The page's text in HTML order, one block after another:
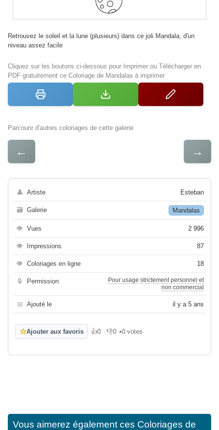
Retrouvez le soleil et la lune (plusieurs) dans ce joli Mandala, d'un
niveau assez facile
Cliquez sur les boutons ci-dessous pour Imprimer ou Télécharger en
PDF gratuitement ce Coloriage de Mandalas à imprimer
Parcourir d'autres coloriages de cette galerie
← →
👤 Artiste Esteban
🗃 Galerie Mandalas
👁 Vues 2 996
👁 Impressions 87
👁 Coloriages en ligne 18
🔒 Permission
Pour usage strictement personnel et
non commercial
📅 Ajouté le il y a 5 ans
☆Ajouter aux favoris 👍0
J'aime 👎0
Je n'aime pas
•0 votes
Vous aimerez également ces Coloriages de